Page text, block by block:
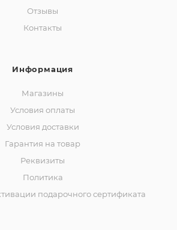
Отзывы
Контакты
Информация
Магазины
Условия оплаты
Условия доставки
Гарантия на товар
Реквизиты
Политика
подарочного сертификата